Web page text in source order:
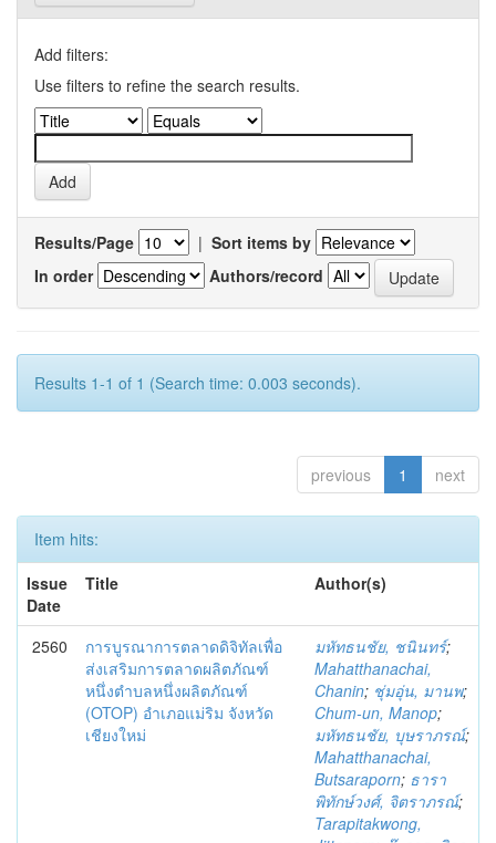
Add filters:
Use filters to refine the search results.
Results/Page | Sort items by
In order
Authors/record
Results 1-1 of 1 (Search time: 0.003 seconds).
previous 1 next
Item hits:
Issue
Date
Title Author(s)
2560
การบูรณาการตลาดดิจิทัลเพื่อ
ส่งเสริมการตลาดผลิตภัณฑ์
หนึ่งตำบลหนึ่งผลิตภัณฑ์
(OTOP) อำเภอแม่ริม จังหวัด
เชียงใหม่
มหัทธนชัย, ชนินทร์;
Mahatthanachai,
Chanin; ชุ่มอุ่น, มานพ;
Chum-un, Manop;
มหัทธนชัย, บุษราภรณ์;
Mahatthanachai,
Butsaraporn; ธารา
พิทักษ์วงศ์, จิตราภรณ์;
Tarapitakwong,